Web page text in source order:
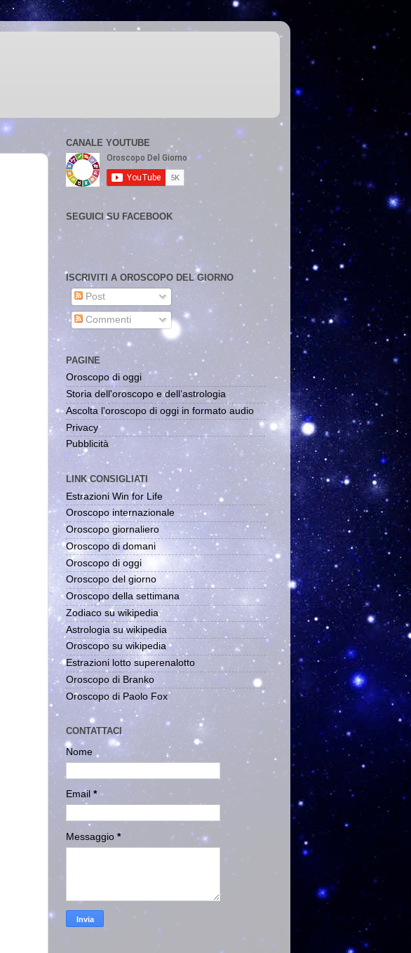
CANALE YOUTUBE
SEGUICI SU FACEBOOK
ISCRIVITI A OROSCOPO DEL GIORNO
Post
Commenti
PAGINE
Oroscopo di oggi
Storia dell'oroscopo e dell'astrologia
Ascolta l'oroscopo di oggi in formato audio
Privacy
Pubblicità
LINK CONSIGLIATI
Estrazioni Win for Life
Oroscopo internazionale
Oroscopo giornaliero
Oroscopo di domani
Oroscopo di oggi
Oroscopo del giorno
Oroscopo della settimana
Zodiaco su wikipedia
Astrologia su wikipedia
Oroscopo su wikipedia
Estrazioni lotto superenalotto
Oroscopo di Branko
Oroscopo di Paolo Fox
CONTATTACI
Nome
Email *
Messaggio *